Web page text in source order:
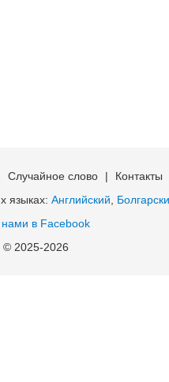
Случайное слово | Контакты
языках: Английский
в Facebook
© 2025-2026